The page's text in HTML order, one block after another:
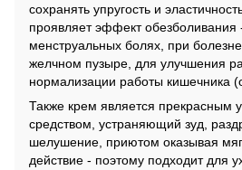
сохранять упругость и
проявляет эффект обезболивания
менструальных болях, при
желчном пузыре, для улучшения
нормализации работы кишечника
Также крем является прекрасным
средством, устраняющий зуд,
шелушение, приютом оказывая
действие - поэтому подходит для